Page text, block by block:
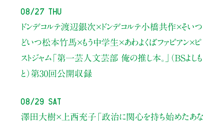
08/27 Thu
ドンデコルテ渡辺銀次×ドンデコルテ小橋共作×そいつ
どいつ松本竹馬×もう中学生×あわよくばファビアン×ピ
ストジャム「第一芸人文芸部 俺の推し本。」（BSよしも
と） 第30回公開収録
08/29 Sat
澤田大樹×上西充子 「政治に関心を持ち始めたあな